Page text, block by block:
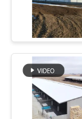
PRIVACY
POLICY